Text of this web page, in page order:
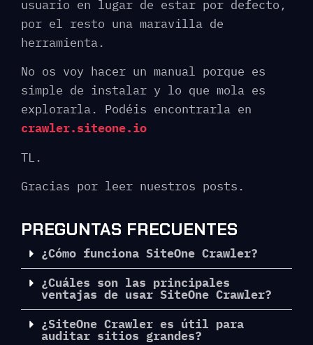
usuario en lugar de estar por defecto,
por el resto una maravilla de
herramienta.
No os voy hacer un manual porque es
simple de instalar y lo que mola es
explorarla. Podéis encontrarla en
crawler.siteone.io
TL.
Gracias por leer nuestros posts.
PREGUNTAS FRECUENTES
¿Cómo funciona SiteOne Crawler?
¿Cuáles son las principales
ventajas de usar SiteOne Crawler?
¿SiteOne Crawler es útil para
auditar sitios grandes?